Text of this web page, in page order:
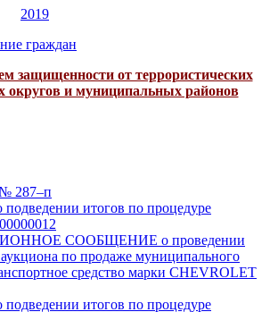
2019
граждан
защищенности от террористических
округов и муниципальных районов
287–п
итогов по процедуре
СООБЩЕНИЕ о проведении
по продаже муниципального
средство марки CHEVROLET
итогов по процедуре